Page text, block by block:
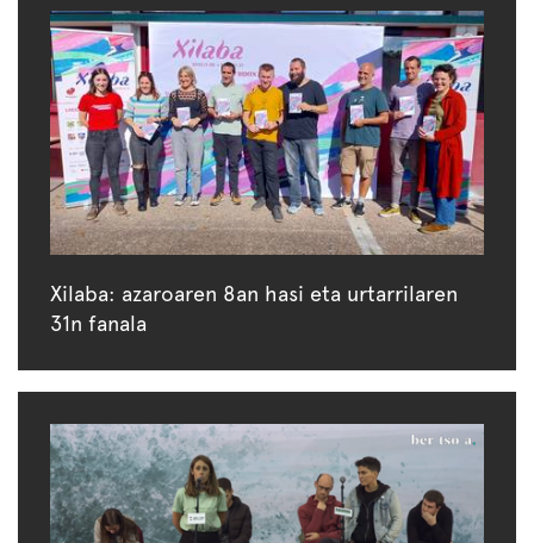
Xilaba: azaroaren 8an hasi eta urtarrilaren
31n fanala